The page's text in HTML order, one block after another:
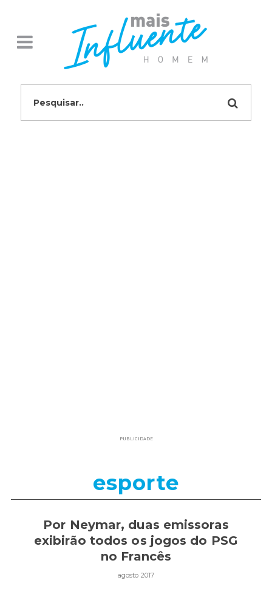
PUBLICIDADE
esporte
Por Neymar, duas emissoras
exibirão todos os jogos do PSG
no Francês
agosto 2017